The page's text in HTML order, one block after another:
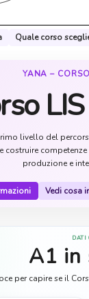
Quale corso
YANA –
livello del
costruire
produzione e
Vedi cosa
DATI
A1 in
per capire se il